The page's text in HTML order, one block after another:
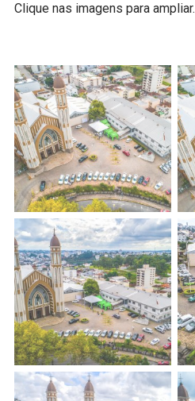
Clique nas imagens para ampliar.